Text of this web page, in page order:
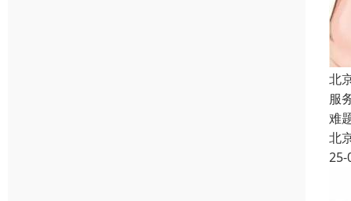
北
服
难
北
25-